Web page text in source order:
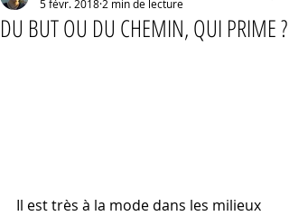
DU BUT OU DU CHEMIN, QUI PRIME ?
5 févr. 2018 2 min de lecture
Il est très à la mode dans les milieux